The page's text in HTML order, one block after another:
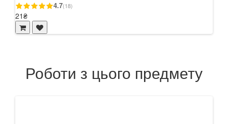
4.7(18)
21₴
Роботи з цього предмету